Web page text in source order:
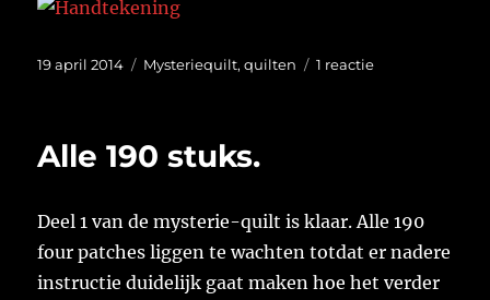
Geplaatst
19 april 2014 Categorieën
Mysteriequilt,quilten 1 reactieop
Alle 190 stuks.
Deel 1 van de mysterie-quilt is klaar. Alle 190
four patches liggen te wachten totdat er nadere
instructie duidelijk gaat maken hoe het verder